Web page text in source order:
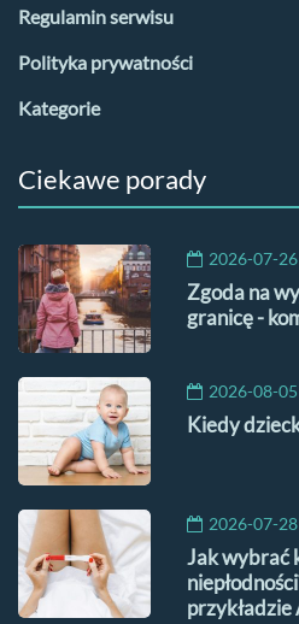
Regulamin serwisu
Polityka prywatności
Kategorie
Ciekawe porady
2026-07-26
Zgoda na
granicę -
2026-08-05
Kiedy
2026-07-28
Jak wybrać